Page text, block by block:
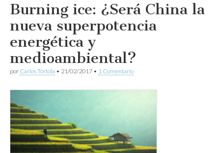
Burning ice: ¿Será China la
nueva superpotencia
energética y
medioambiental?
por Carlos Tórtola • 21/02/2017 • 1 Comentario